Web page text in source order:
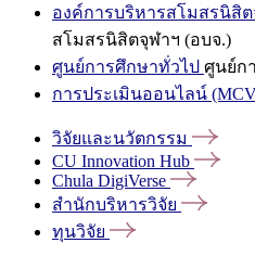
องค์การบริหารสโมสรนิสิต
สโมสรนิสิตจุฬาฯ (อบจ.)
ศูนย์การศึกษาทั่วไป ศูนย์ก
การประเมินออนไลน์
วิจัยและนวัตกรรม
CU Innovation Hub
Chula DigiVerse
สำนักบริหารวิจัย
ทุนวิจัย